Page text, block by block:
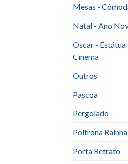
Mesas -
Natal - Ano
Oscar -
Cinema
Outros
Pascoa
Pergolado
Poltrona Rainha
Porta Retrato